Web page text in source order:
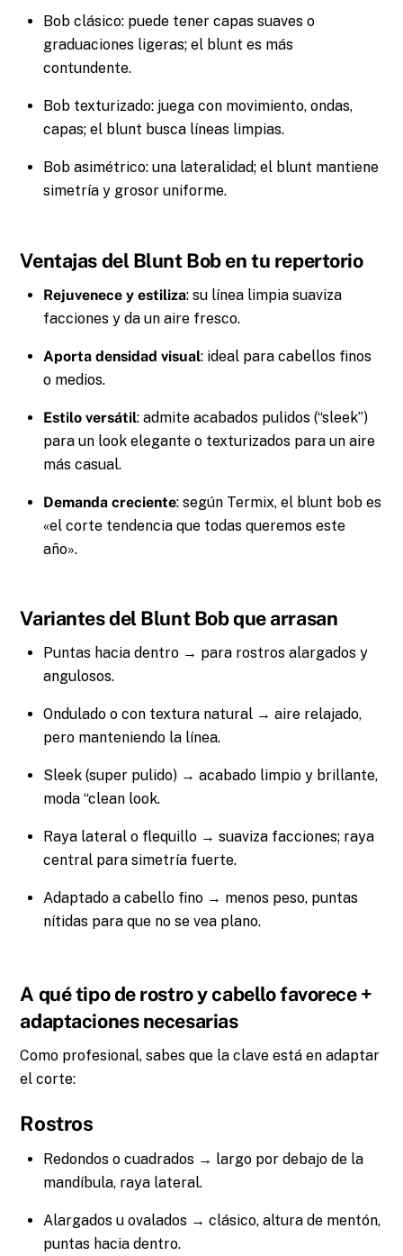
Bob clásico: puede tener capas suaves o
graduaciones ligeras; el blunt es más
contundente.
Bob texturizado: juega con movimiento, ondas,
capas; el blunt busca líneas limpias.
Bob asimétrico: una lateralidad; el blunt mantiene
simetría y grosor uniforme.
Ventajas del Blunt Bob en tu repertorio
Rejuvenece y estiliza: su línea limpia suaviza
facciones y da un aire fresco.
Aporta densidad visual: ideal para cabellos finos
o medios.
Estilo versátil: admite acabados pulidos (“sleek”)
para un look elegante o texturizados para un aire
más casual.
Demanda creciente: según Termix, el blunt bob es
«el corte tendencia que todas queremos este
año».
Variantes del Blunt Bob que arrasan
Puntas hacia dentro → para rostros alargados y
angulosos.
Ondulado o con textura natural → aire relajado,
pero manteniendo la línea.
Sleek (super pulido) → acabado limpio y brillante,
moda “clean look.
Raya lateral o flequillo → suaviza facciones; raya
central para simetría fuerte.
Adaptado a cabello fino → menos peso, puntas
nítidas para que no se vea plano.
A qué tipo de rostro y cabello favorece +
adaptaciones necesarias
Como profesional, sabes que la clave está en adaptar
el corte:
Rostros
Redondos o cuadrados → largo por debajo de la
mandíbula, raya lateral.
Alargados u ovalados → clásico, altura de mentón,
puntas hacia dentro.